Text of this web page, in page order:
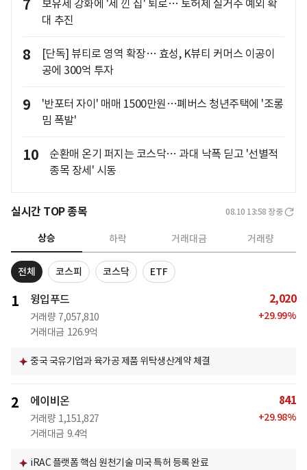
7
보유세 강화에 '세 낀 집' 퇴로… 토허제 실거주 예외 확
대 추진
8
[단독] 뷰티로 영역 확장… 효성, K뷰티 커머스 이공이
공에 300억 투자
9
'반포터 자이' 매매 1500만원…폐버스 청년주택에 '조롱
밈 폭발'
10
순환매 온기 퍼지는 코스닥… 과대 낙폭 딛고 '선별적
종목 장세' 시동
실시간 TOP 종목 08.10 13:58 장중
상승 하락 거래대금 거래량
전체 코스피 코스닥 ETF
1 윙입푸드
거래량 7,057,810
거래대금 126.9억
2,020
+29.99%
중국 국유기업과 육가공 제품 위탁생산계약 체결
2 에이비온
거래량 1,151,827
거래대금 9.4억
841
+29.98%
iRAC 플랫폼 핵심 원천기술 미국 특허 등록 완료